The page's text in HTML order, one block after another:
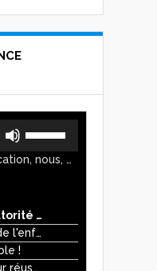
flèches
augmenter
ou
diminuer
le
En matière d'éducation, nous, parents, avons l'impression de faire preuve d'autorité. Mais n'est-ce pas, parfois, plutôt un jeu de pouvoir ? Ce podcast vous permettra d'y voir plus clair !
1. Faites-vous preuve d'autorité ou de pouvoir avec vos enfants ?
2. Ma méthode pour sortir de l'enfer des écrans
!
4. Se fixer des objectifs pour réussir